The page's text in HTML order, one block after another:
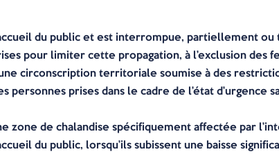
du public et est interrompue, partiellement
pour limiter cette propagation, à l’exclusion des
circonscription territoriale soumise à des
prises dans le cadre de l’état d’urgence
zone de chalandise spécifiquement affectée par
du public, lorsqu’ils subissent une baisse